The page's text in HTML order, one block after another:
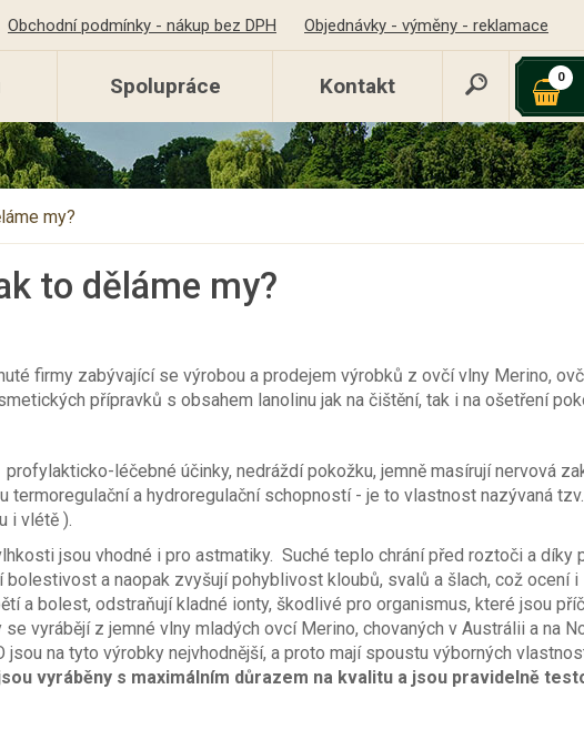
Obchodní podmínky - nákup bez DPH Objednávky - výměny - reklamace
Spolupráce Kontakt 0
my?
to děláme my?
firmy zabývající se výrobou a prodejem výrobků z ovčí vlny Merino,
přípravků s obsahem lanolinu jak na čištění, tak i na ošetření
léčebné účinky, nedráždí pokožku, jemně masírují nervová
termoregulační a hydroregulační schopností - je to vlastnost nazývaná
i vlétě ).
jsou vhodné i pro astmatiky. Suché teplo chrání před roztoči a díky
a naopak zvyšují pohyblivost kloubů, svalů a šlach, což ocení i
a bolest, odstraňují kladné ionty, škodlivé pro organismus, které jsou
vyrábějí z jemné vlny mladých ovcí Merino, chovaných v Austrálii a na
jsou na tyto výrobky nejvhodnější, a proto mají spoustu výborných
vyráběny s maximálním důrazem na kvalitu a jsou pravidelně